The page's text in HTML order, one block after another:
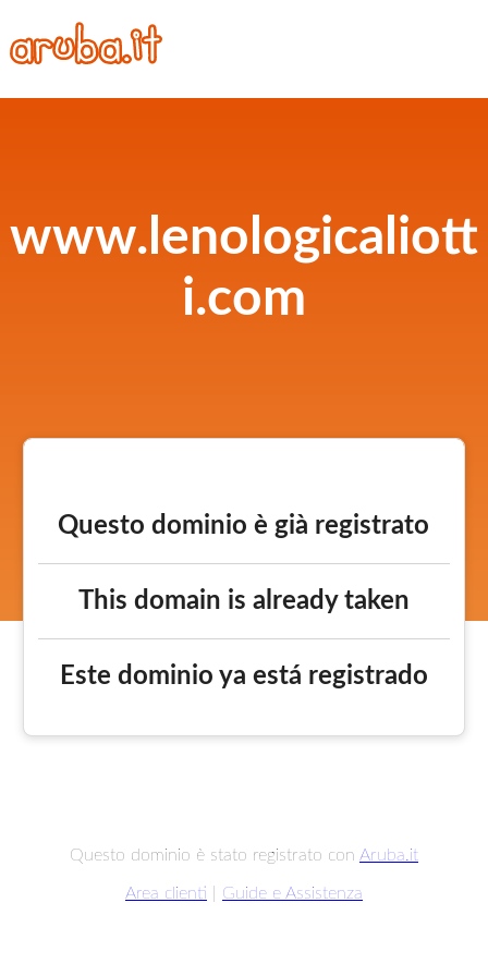
www.lenologicaliott
i.com
Questo dominio è già registrato
This domain is already taken
Este dominio ya está registrado
Questo dominio è stato registrato con Aruba.it
Area clienti Guide e Assistenza